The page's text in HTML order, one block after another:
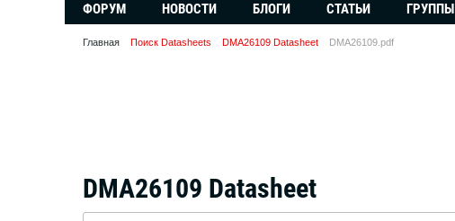
ФОРУМ НОВОСТИ БЛОГИ СТАТЬИ ГРУППЫ
Главная Поиск Datasheets DMA26109 Datasheet DMA26109.pdf
DMA26109 Datasheet